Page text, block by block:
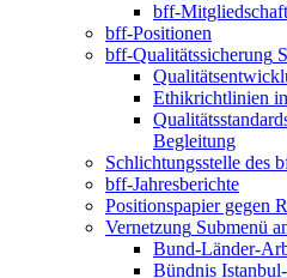
bff-Mitgliedschaft
bff-Positionen
bff-Qualitätssicherung
Ethikrichtlinien
Begleitung
Schlichtungsstelle des
bff-Jahresberichte
Positionspapier gegen
Vernetzung Submenü
Bund-Länder-
Bündnis